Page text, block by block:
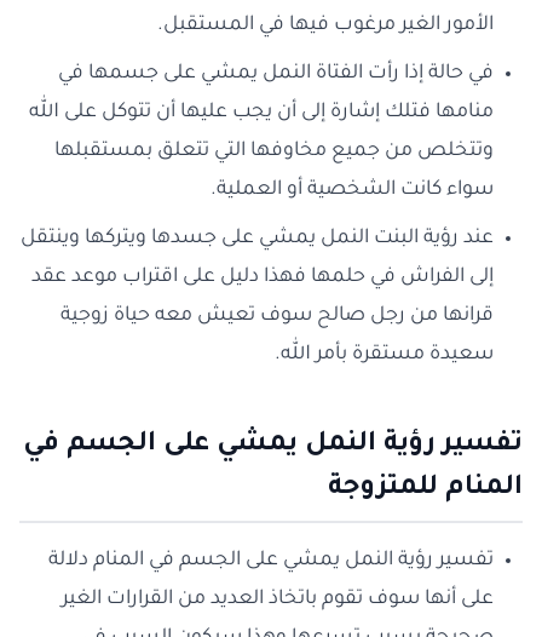
الأمور الغير مرغوب فيها في المستقبل.
في حالة إذا رأت الفتاة النمل يمشي على جسمها في
منامها فتلك إشارة إلى أن يجب عليها أن تتوكل على الله
وتتخلص من جميع مخاوفها التي تتعلق بمستقبلها
سواء كانت الشخصية أو العملية.
عند رؤية البنت النمل يمشي على جسدها ويتركها وينتقل
إلى الفراش في حلمها فهذا دليل على اقتراب موعد عقد
قرانها من رجل صالح سوف تعيش معه حياة زوجية
سعيدة مستقرة بأمر الله.
تفسير رؤية النمل يمشي على الجسم في
المنام للمتزوجة
تفسير رؤية النمل يمشي على الجسم في المنام دلالة
على أنها سوف تقوم باتخاذ العديد من القرارات الغير